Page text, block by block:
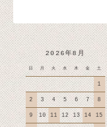
2026年8月
日 月 火 水 木 金 土
1
2 3 4 5 6 7 8
9 10 11 12 13 14 15